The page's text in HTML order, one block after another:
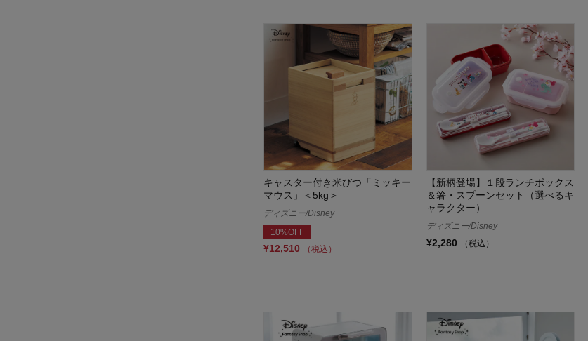
キャスター付き米びつ「ミッキー
マウス」＜5kg＞
ディズニー/Disney
10%OFF
¥12,510 （税込）
【新柄登場】１段ランチボックス
＆箸・スプーンセット（選べるキ
ャラクター）
ディズニー/Disney
¥2,280 （税込）